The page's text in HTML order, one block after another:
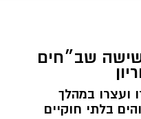
שישה שב״חים
ועצרו במהלך
מבצעית יזומה 6 שוהים בלתי חוקיים